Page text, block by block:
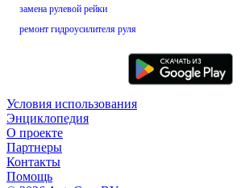
замена рулевой рейки
ремонт гидроусилителя руля
Условия использования
Энциклопедия
О проекте
Партнеры
Контакты
Помощь